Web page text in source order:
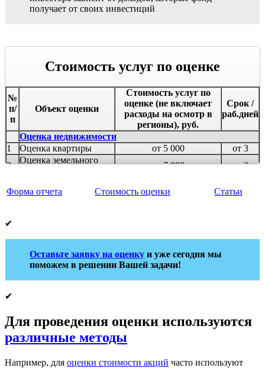
получает от своих инвестиций
Стоимость услуг по оценке
№
п/
п
Объект оценки
Стоимость услуг по
оценке (не включает
расходы на осмотр в
регионы), руб.
Срок /
раб.дней
Оценка недвижимости
1
Оценка квартиры от 5 000
от 3
2
Оценка земельного
от 7 000 от 3
3
дома
от 6 000 от 4
машиноместа
Оценка ущерба
Оценка комерческой недвижимости
7
от 35 000 от 3
8
9
Оценка зданий от 20 000
от 3
10
Оценка сооружений
11
Оценка арендной
Объекты
Форма отчета Стоимость оценки Статьи
✔
Оставьте заявку на оценку и уже сегодня мы
поможем в решении Вашей задачи!
✔
Для проведения оценки используются
различные методы
Например, для оценки стоимости акций часто используют